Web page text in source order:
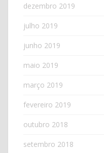
dezembro 2019
julho 2019
junho 2019
maio 2019
março 2019
fevereiro 2019
outubro 2018
setembro 2018